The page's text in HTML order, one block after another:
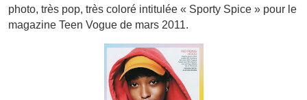
photo, très pop, très coloré intitulée « Sporty Spice » pour le
magazine Teen Vogue de mars 2011.